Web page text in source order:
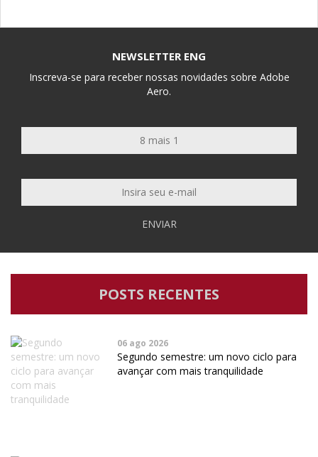
NEWSLETTER ENG
Inscreva-se para receber nossas novidades sobre Adobe
Aero.
ENVIAR
POSTS RECENTES
06 ago 2026
Segundo semestre: um novo ciclo para
avançar com mais tranquilidade